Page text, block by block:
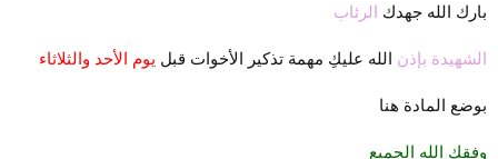
كل ما علينا متابعة الشرح المكتوب أثناء الاستماع
ثم نقص المذكور بالشريط بالضبط ونلصقه في ملف
بارك الله جهدك الرئاب
الشهيدة بإذن الله عليكِ مهمة تذكير الأخوات قبل يوم الأحد والثلاثاء
بوضع المادة هنا
وفقك الله الجميع